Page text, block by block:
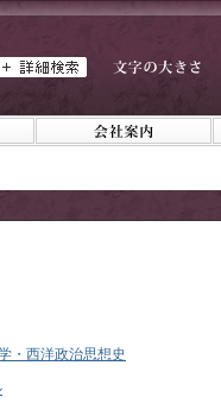
・西洋政治思想史